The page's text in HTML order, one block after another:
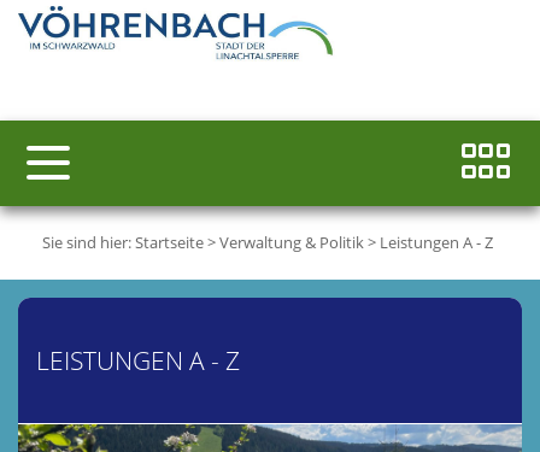
Sie sind hier:Startseite>Verwaltung & Politik> Leistungen A - Z
LEISTUNGEN A - Z